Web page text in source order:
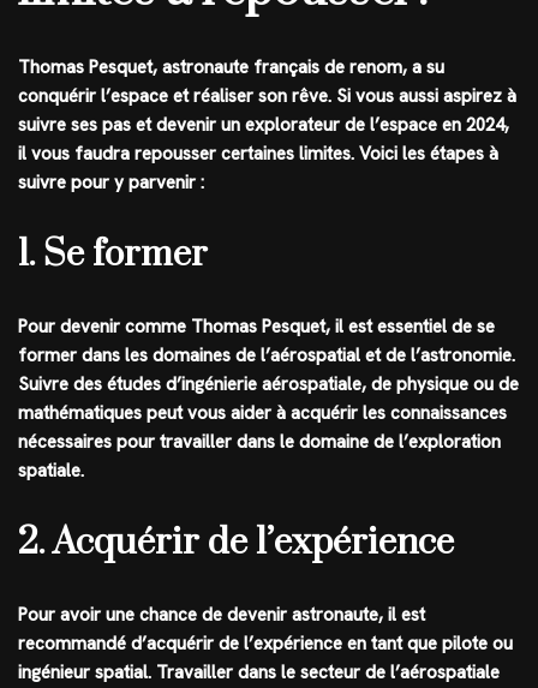
Thomas Pesquet, astronaute français de renom, a su
conquérir l’espace et réaliser son rêve. Si vous aussi aspirez à
suivre ses pas et devenir un explorateur de l’espace en 2024,
il vous faudra repousser certaines limites. Voici les étapes à
suivre pour y parvenir :
1. Se former
Pour devenir comme Thomas Pesquet, il est essentiel de se
former dans les domaines de l’aérospatial et de l’astronomie.
Suivre des études d’ingénierie aérospatiale, de physique ou de
mathématiques peut vous aider à acquérir les connaissances
nécessaires pour travailler dans le domaine de l’exploration
spatiale.
2. Acquérir de l’expérience
Pour avoir une chance de devenir astronaute, il est
recommandé d’acquérir de l’expérience en tant que pilote ou
ingénieur spatial. Travailler dans le secteur de l’aérospatiale